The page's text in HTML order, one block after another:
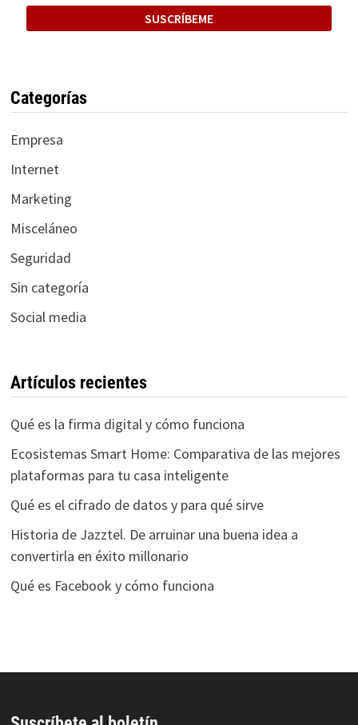
Categorías
Empresa
Internet
Marketing
Misceláneo
Seguridad
Sin categoría
Social media
Artículos recientes
Qué es la firma digital y cómo funciona
Ecosistemas Smart Home: Comparativa de las mejores
plataformas para tu casa inteligente
Qué es el cifrado de datos y para qué sirve
Historia de Jazztel. De arruinar una buena idea a
convertirla en éxito millonario
Qué es Facebook y cómo funciona